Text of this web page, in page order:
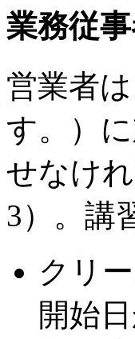
業務従
営業者
す。）
せなけ
3）。講
クリ
開始